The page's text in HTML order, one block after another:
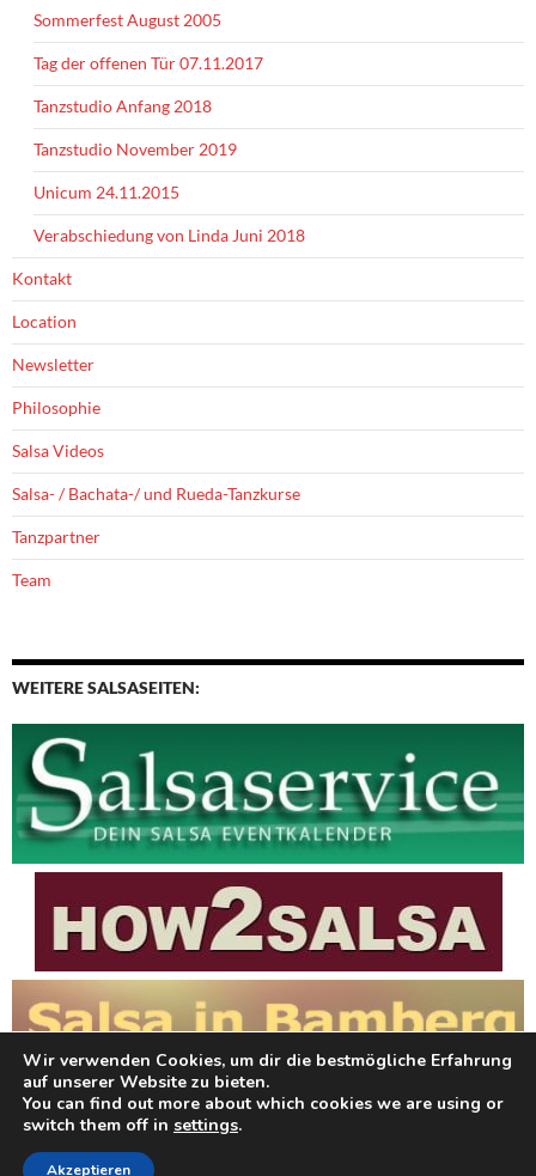
Sommerfest August 2005
Tag der offenen Tür 07.11.2017
Tanzstudio Anfang 2018
Tanzstudio November 2019
Unicum 24.11.2015
Verabschiedung von Linda Juni 2018
Kontakt
Location
Newsletter
Philosophie
Salsa Videos
Salsa- / Bachata-/ und Rueda-Tanzkurse
Tanzpartner
Team
WEITERE SALSASEITEN:
OS media: Twenty Fourteen Wordpress child theme for video content created by
Wir verwenden Cookies, um dir die bestmögliche Erfahrung
auf unserer Website zu bieten.
You can find out more about which cookies we are using or
switch them off in settings.
Akzeptieren